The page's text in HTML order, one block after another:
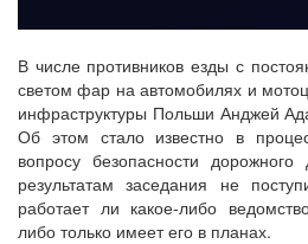
В числе противников езды с
светом фар на автомобилях и
инфраструктуры Польши Анджей
Об этом стало известно в
вопросу безопасности
результатам заседания не
работает ли какое-либо
либо только имеет его в планах.